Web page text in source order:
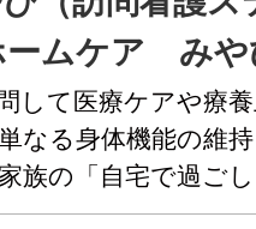
ムケア みや
して医療ケアや療
なる身体機能の維
族の「自宅で過ご
活の実現に向け、